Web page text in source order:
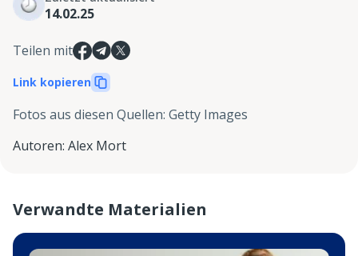
14.02.25
Teilen mit
Link kopieren
Fotos aus diesen Quellen: Getty Images
Autoren: Alex Mort
Verwandte Materialien